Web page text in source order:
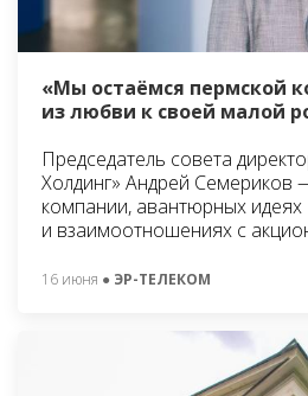
«Мы остаёмся пермской
из любви к своей малой
Председатель совета
Холдинг» Андрей Семериков
компании, авантюрных идеях
и взаимоотношениях с
16 июня ● ЭР-ТЕЛЕКОМ